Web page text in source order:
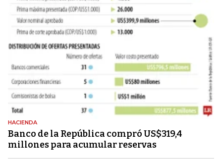
HACIENDA
Banco de la República compró US$319,4
millones para acumular reservas